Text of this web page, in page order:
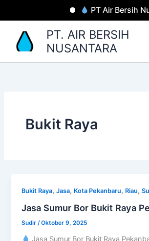
PT Air Bersih
PT. AIR BERSIH
NUSANTARA
Bukit Raya
Bukit Raya,Jasa, Kota Pekanbaru, Riau,
Jasa Sumur Bor Bukit Raya
Sudir /Oktober 9, 2025
Jasa Sumur Bor Bukit Raya